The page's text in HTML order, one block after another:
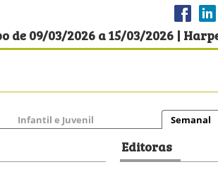
de 09/03/2026 a 15/03/2026 |
Infantil e Juvenil Semanal
Editoras